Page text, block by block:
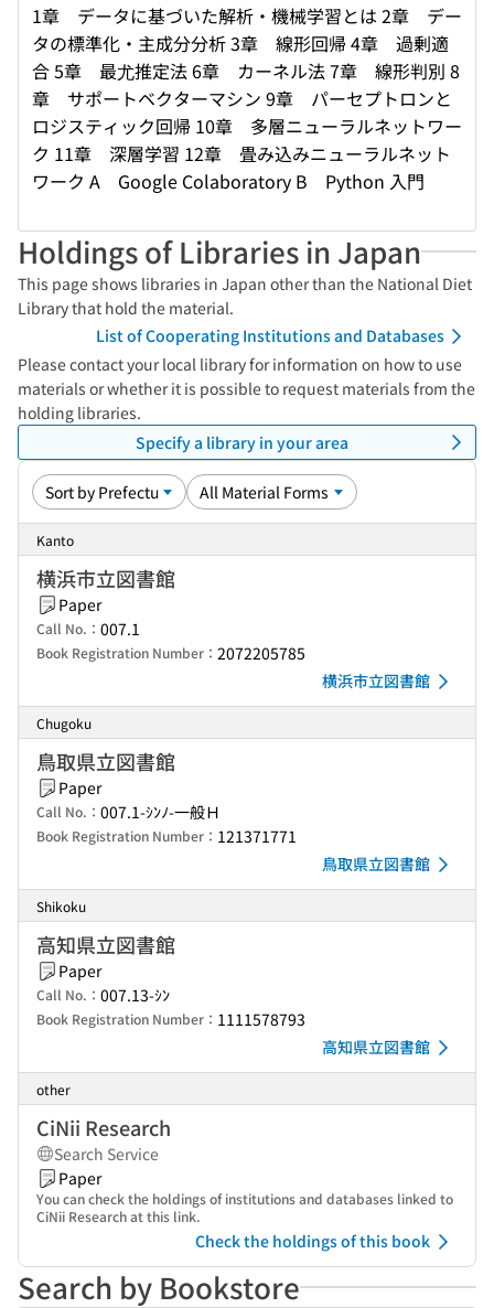
1章 データに基づいた解析・機械学習とは 2章 デー
タの標準化・主成分分析 3章 線形回帰 4章 過剰適
合 5章 最尤推定法 6章 カーネル法 7章 線形判別 8
章 サポートベクターマシン 9章 パーセプトロンと
ロジスティック回帰 10章 多層ニューラルネットワー
ク 11章 深層学習 12章 畳み込みニューラルネット
ワーク A Google Colaboratory B Python 入門
Holdings of Libraries in Japan
This page shows libraries in Japan other than the National Diet
Library that hold the material.
List of Cooperating Institutions and Databases
Please contact your local library for information on how to use
materials or whether it is possible to request materials from the
holding libraries.
Specify a library in your area
Kanto
横浜市立図書館
Paper
Call No.： 007.1
Book Registration Number： 2072205785
横浜市立図書館
Chugoku
鳥取県立図書館
Paper
Call No.： 007.1-ｼﾝﾉ-一般Ｈ
Book Registration Number： 121371771
鳥取県立図書館
Shikoku
高知県立図書館
Paper
Call No.： 007.13-ｼﾝ
Book Registration Number： 1111578793
高知県立図書館
other
CiNii Research
Search Service
Paper
You can check the holdings of institutions and databases linked to
CiNii Research at this link.
Check the holdings of this book
Search by Bookstore